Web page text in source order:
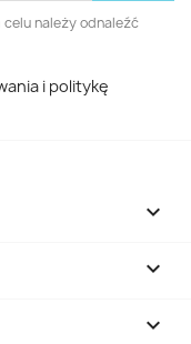
należy odnaleźć
i politykę


